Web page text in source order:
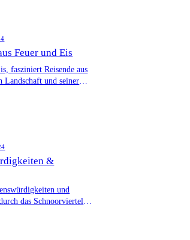
Feuer und Eis
fasziniert Reisende aus
Landschaft und seiner
&
und
das Schnoorviertel